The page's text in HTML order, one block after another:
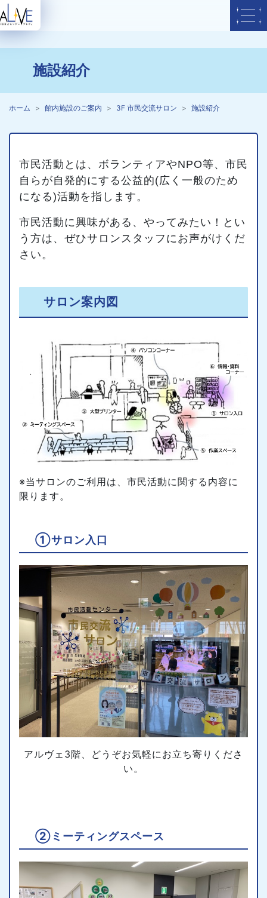
施設紹介
ホーム 館内施設のご案内 3F 市民交流サロン 施設紹介
市民活動とは、ボランティアやNPO等、市民
自らが自発的にする公益的(広く一般のため
になる)活動を指します。
市民活動に興味がある、やってみたい！とい
う方は、ぜひサロンスタッフにお声がけくだ
さい。
サロン案内図
※当サロンのご利用は、市民活動に関する内容に
限ります。
①サロン入口
アルヴェ3階、どうぞお気軽にお立ち寄りくださ
い。
②ミーティングスペース